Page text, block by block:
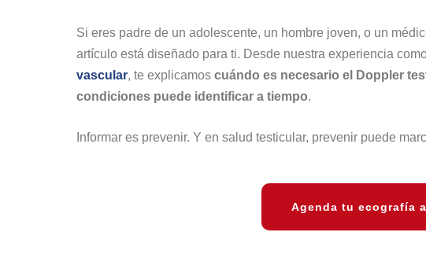
Si eres padre de un adolescente, un hombre joven, o un
artículo está diseñado para ti. Desde nuestra experiencia
vascular, te explicamos cuándo es necesario el Doppler
condiciones puede identificar a tiempo.
Informar es prevenir. Y en salud testicular, prevenir puede
Agenda tu ecografía